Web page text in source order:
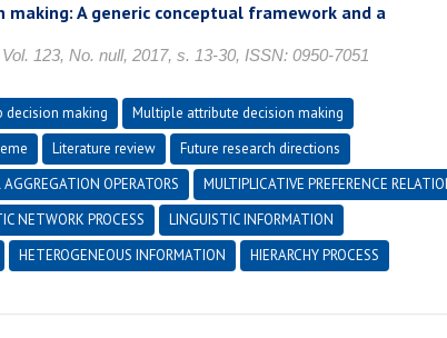
A generic conceptual framework and a
123, No. null, 2017, s. 13-30, ISSN: 0950-7051
decision making
Multiple attribute decision making
Literature review
Future research directions
AGGREGATION OPERATORS
MULTIPLICATIVE PREFERENCE
NETWORK PROCESS
LINGUISTIC INFORMATION
HETEROGENEOUS INFORMATION HIERARCHY PROCESS